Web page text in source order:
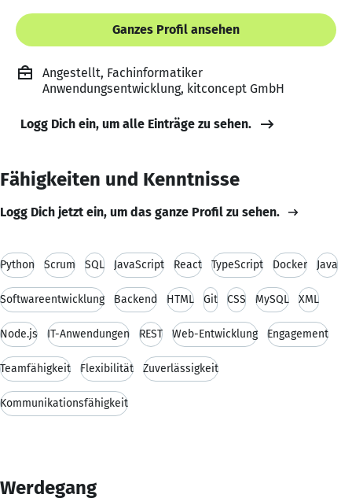
Ganzes Profil ansehen
Angestellt, Fachinformatiker
Anwendungsentwicklung, kitconcept GmbH
Logg Dich ein, um alle Einträge zu sehen.
Fähigkeiten und Kenntnisse
Logg Dich jetzt ein, um das ganze Profil zu sehen.
Python Scrum SQL JavaScript React TypeScript Docker Java
Softwareentwicklung Backend HTML Git CSS MySQL XML
Node.js IT-Anwendungen REST Web-Entwicklung Engagement
Teamfähigkeit Flexibilität Zuverlässigkeit
Kommunikationsfähigkeit
Werdegang